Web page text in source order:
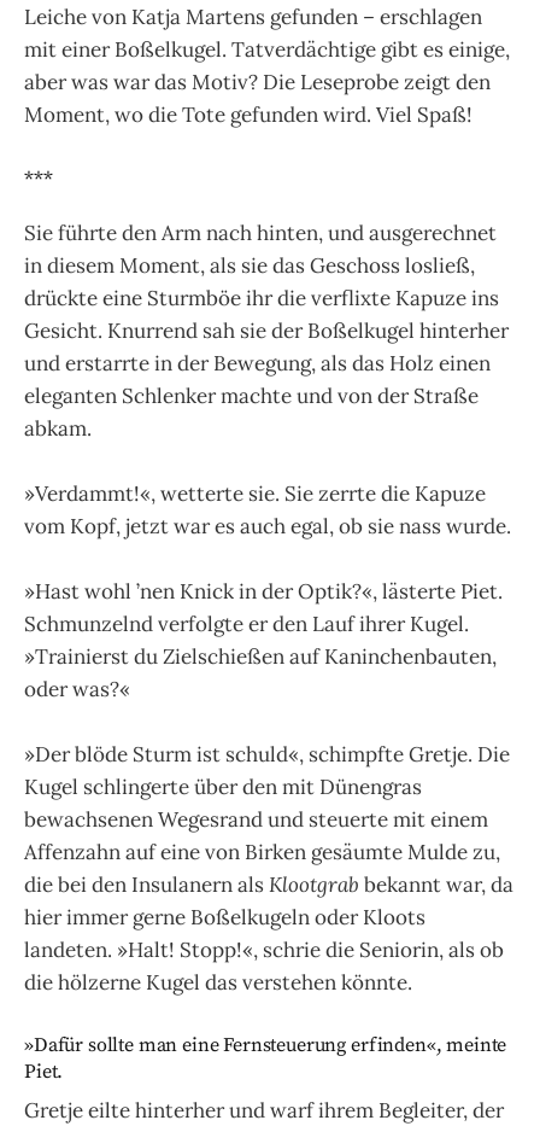
Leiche von Katja Martens gefunden – erschlagen
mit einer Boßelkugel. Tatverdächtige gibt es einige,
aber was war das Motiv? Die Leseprobe zeigt den
Moment, wo die Tote gefunden wird. Viel Spaß!
***
Sie führte den Arm nach hinten, und ausgerechnet
in diesem Moment, als sie das Geschoss losließ,
drückte eine Sturmböe ihr die verflixte Kapuze ins
Gesicht. Knurrend sah sie der Boßelkugel hinterher
und erstarrte in der Bewegung, als das Holz einen
eleganten Schlenker machte und von der Straße
abkam.
»Verdammt!«, wetterte sie. Sie zerrte die Kapuze
vom Kopf, jetzt war es auch egal, ob sie nass wurde.
»Hast wohl ’nen Knick in der Optik?«, lästerte Piet.
Schmun­zelnd verfolgte er den Lauf ihrer Kugel.
»Trainierst du Zielschie­ßen auf Kaninchenbauten,
oder was?«
»Der blöde Sturm ist schuld«, schimpfte Gretje. Die
Kugel schlingerte über den mit Dünengras
bewachsenen Wegesrand und steuerte mit einem
Affenzahn auf eine von Birken gesäumte Mulde zu,
die bei den Insulanern alsKlootgrab bekannt war, da
hier immer gerne Boßelkugeln oder Kloots
landeten. »Halt! Stopp!«, schrie die Seniorin, als ob
die hölzerne Kugel das ver­stehen könnte.
»Dafür sollte man eine Fernsteuerung erfinden«, meinte
Piet.
Gretje eilte hinterher und warf ihrem Begleiter, der